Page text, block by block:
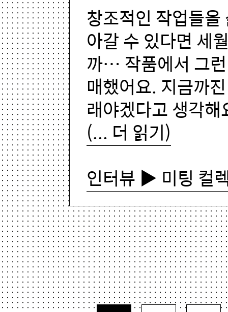
창조적인 작업들
아갈 수 있다면 세
까… 작품에서 그
매했어요. 지금까
래야겠다고 생각해
(... 더 읽기)
인터뷰 ▶ 미팅 컬